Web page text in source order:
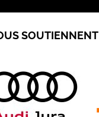
SOUTIENNENT